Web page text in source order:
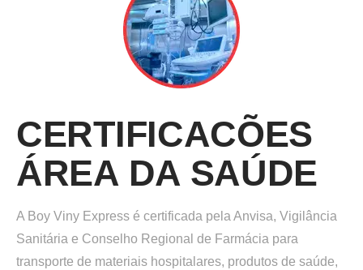
CERTIFICACÕES
ÁREA DA SAÚDE
A Boy Viny Express é certificada pela Anvisa, Vigilância
Sanitária e Conselho Regional de Farmácia para
transporte de materiais hospitalares, produtos de saúde,